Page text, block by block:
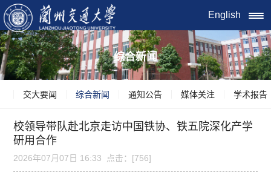
English
综合新闻
交大要闻 综合新闻 通知公告 媒体关注 学术报告
校领导带队赴北京走访中国铁协、铁五院深化产学
研用合作
2026年07月07日 16:33 点击：[756]